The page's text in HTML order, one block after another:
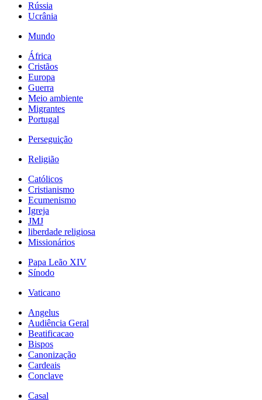
Rússia
Ucrânia
Mundo
África
Cristãos
Europa
Guerra
Meio ambiente
Migrantes
Portugal
Perseguição
Religião
Católicos
Cristianismo
Ecumenismo
Igreja
JMJ
liberdade religiosa
Missionários
Papa Leão XIV
Sínodo
Vaticano
Angelus
Audiência Geral
Beatificacao
Bispos
Canonização
Cardeais
Conclave
Casal